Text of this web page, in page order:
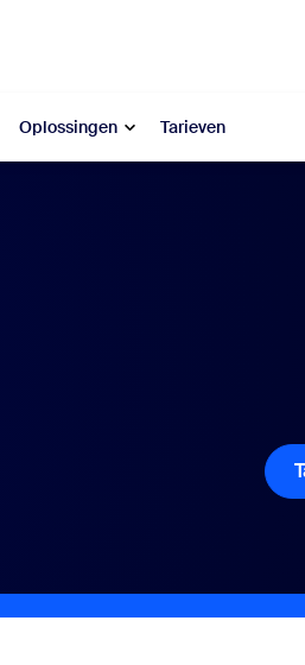
Oplossingen Tarieven
Wat is